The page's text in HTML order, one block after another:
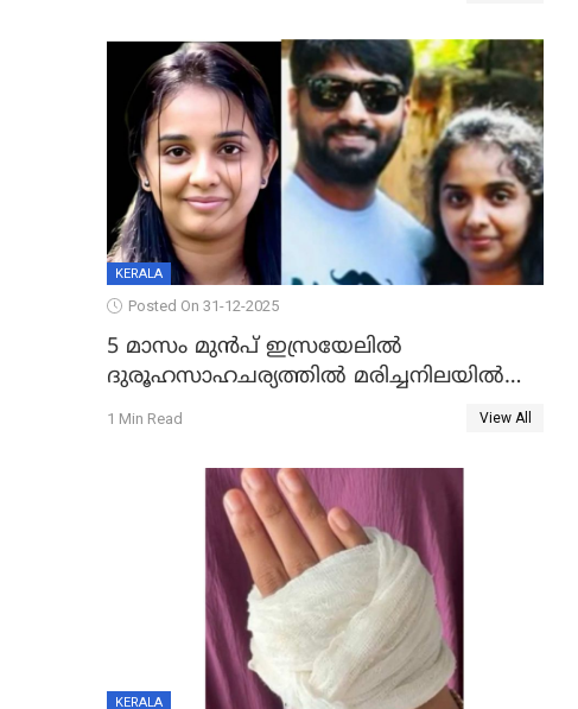
KERALA
Posted On 31-12-2025
5 മാസം മുൻപ് ഇസ്രയേലിൽ
ദുരൂഹസാഹചര്യത്തിൽ മരിച്ചനിലയിൽ
കണ്ടെത്തിയ മലയാളി യുവാവിന്റെ
1 Min Read View All
KERALA